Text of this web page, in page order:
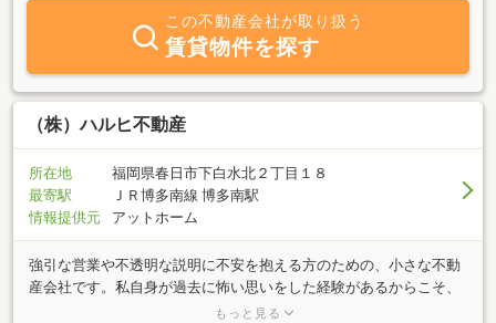
この不動産会社が取り扱う
賃貸物件を探す
（株）ハルヒ不動産
所在地
福岡県春日市下白水北２丁目１８
最寄駅
ＪＲ博多南線 博多南駅
情報提供元
アットホーム
強引な営業や不透明な説明に不安を抱える方のための、小さな不動
産会社です。私自身が過去に怖い思いをした経験があるからこそ、
同じ思いを誰にもさせたくありません。「誠実に、丁寧に、正直
もっと見る